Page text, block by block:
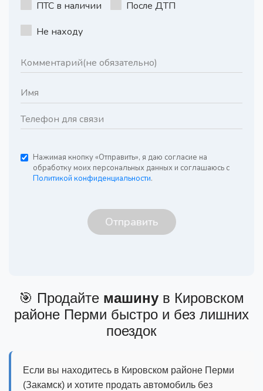
ПТС в наличии
После ДТП
Не находу
Нажимая кнопку «Отправить», я даю согласие на
обработку моих персональных данных и соглашаюсь с
Политикой конфиденциальности.
🎯 Продайте машину в Кировском
районе Перми быстро и без лишних
поездок
Если вы находитесь в Кировском районе Перми
(Закамск) и хотите продать автомобиль без